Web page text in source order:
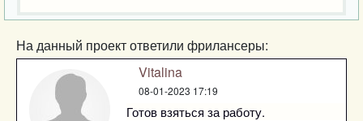
На данный проект ответили фрилансеры:
Vitalina
08-01-2023 17:19
Готов взяться за работу.